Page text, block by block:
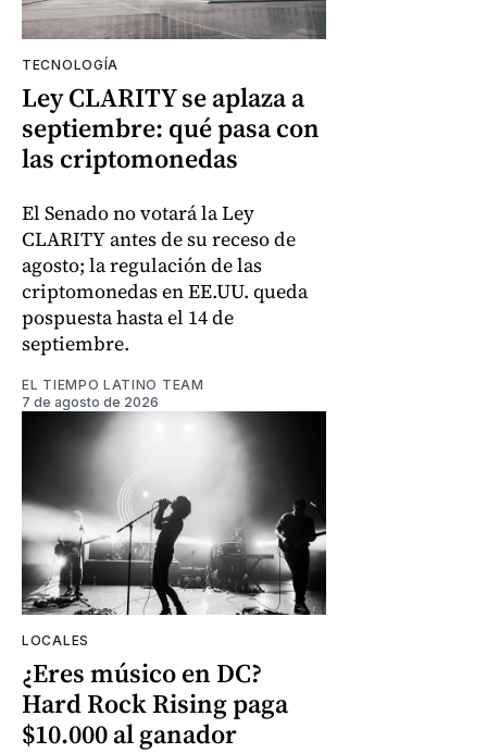
TECNOLOGÍA
Ley CLARITY se aplaza a
septiembre: qué pasa con
las criptomonedas
El Senado no votará la Ley
CLARITY antes de su receso de
agosto; la regulación de las
criptomonedas en EE.UU. queda
pospuesta hasta el 14 de
septiembre.
EL TIEMPO LATINO TEAM
7 de agosto de 2026
LOCALES
¿Eres músico en DC?
Hard Rock Rising paga
$10.000 al ganador